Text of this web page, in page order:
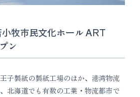
牧市民文化ホール ART
ン
子製紙の製紙工場のほか、港湾物流
北海道でも有数の工業・物流都市で